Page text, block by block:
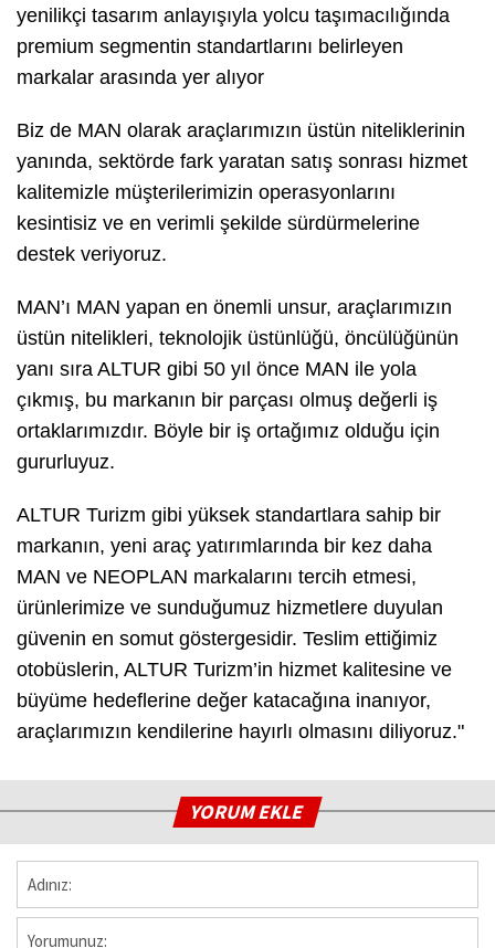
yenilikçi tasarım anlayışıyla yolcu taşımacılığında
premium segmentin standartlarını belirleyen
markalar arasında yer alıyor
Biz de MAN olarak araçlarımızın üstün niteliklerinin
yanında, sektörde fark yaratan satış sonrası hizmet
kalitemizle müşterilerimizin operasyonlarını
kesintisiz ve en verimli şekilde sürdürmelerine
destek veriyoruz.
MAN’ı MAN yapan en önemli unsur, araçlarımızın
üstün nitelikleri, teknolojik üstünlüğü, öncülüğünün
yanı sıra ALTUR gibi 50 yıl önce MAN ile yola
çıkmış, bu markanın bir parçası olmuş değerli iş
ortaklarımızdır. Böyle bir iş ortağımız olduğu için
gururluyuz.
ALTUR Turizm gibi yüksek standartlara sahip bir
markanın, yeni araç yatırımlarında bir kez daha
MAN ve NEOPLAN markalarını tercih etmesi,
ürünlerimize ve sunduğumuz hizmetlere duyulan
güvenin en somut göstergesidir. Teslim ettiğimiz
otobüslerin, ALTUR Turizm’in hizmet kalitesine ve
büyüme hedeflerine değer katacağına inanıyor,
araçlarımızın kendilerine hayırlı olmasını diliyoruz."
YORUM EKLE